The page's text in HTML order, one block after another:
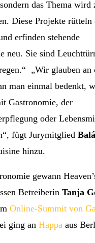
das Thema wird
Diese Projekte rütteln
erfinden stehende
neu. Sie sind
„Wir glauben
man einmal bedenkt,
Gastronomie, der
oder
fügt Jurymitglied
hinzu.
gewann
Betreiberin Tanja
Online-Summit von
ging an Happa aus